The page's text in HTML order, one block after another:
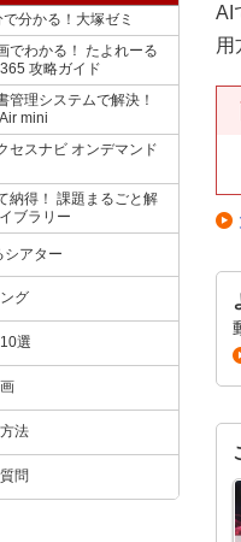
AI
用
分かる！大塚ゼミ
でわかる！ たよれーる
攻略ガイド
管理システムで解決！
mini
セスナビ オンデマンド
納得！ 課題まるごと解
ブラリー
シアター
グ
選
法
問